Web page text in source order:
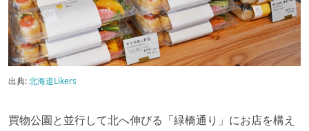
出典:北海道Likers
買物公園と並行して北へ伸びる「緑橋通り」にお店を構え